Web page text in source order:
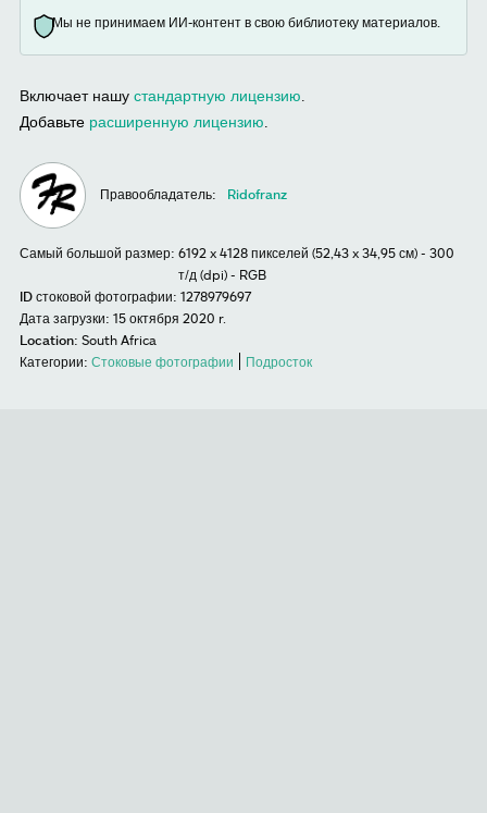
Мы не принимаем ИИ-контент в свою библиотеку материалов.
Включает нашу стандартную лицензию
Добавьте расширенную лицензию
Правообладатель: Ridofranz
Самый большой размер: 6192 x 4128 пикселей (52,43 x 34,95 см) - 300
т/д (dpi) - RGB
ID стоковой фотографии: 1278979697
Дата загрузки: 15 октября 2020 r.
Location: South Africa
Категории: Стоковые фотографии Подросток